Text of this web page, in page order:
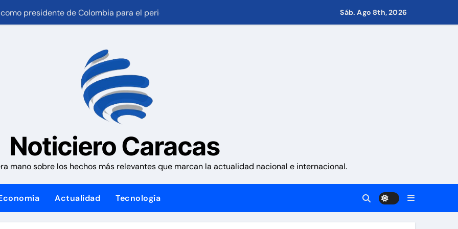
presidente de Colombia para el periodo 2026-2030
Crediticio con Subsidio Directo en encuentro con Juntas de Condominio
con la vista puesta en el estrecho de Ormuz
activan el encuentro «Repensando a Venezuela» para impulsar propuestas desde las comunidades
la presidencia desde la Casa de Nariño
los futbolistas del Caracas Fútbol Club juntaron fuerzas para ayudar a las familias de Venezuela
habitacional por sismos ha beneficiado a unas 2.000 personas en una semana
Sáb. Ago 8th, 2026
Noticiero Caracas
mano sobre los hechos más relevantes que marcan la actualidad nacional e internacional.
Actualidad Tecnología